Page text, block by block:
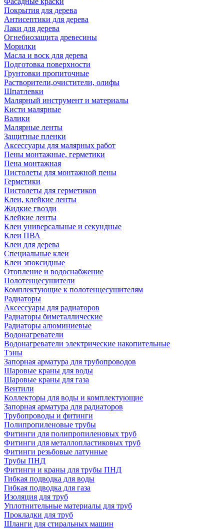
Покрытия для дерева
Антисептики для дерева
Лаки для дерева
Огнебиозащита древесины
Морилки
Масла и воск для дерева
Подготовка поверхности
Грунтовки пропиточные
Растворители,очистители, олифы
Шпатлевки
Малярный инструмент и материалы
Кисти малярные
Валики
Малярные ленты
Защитные пленки
Аксессуары для малярных работ
Пены монтажные, герметики
Пена монтажная
Пистолеты для монтажной пены
Герметики
Пистолеты для герметиков
Клеи, клейкие ленты
Жидкие гвозди
Клейкие ленты
Клеи универсальные и секундные
Клеи ПВА
Клеи для дерева
Специальные клеи
Клеи эпоксидные
Отопление и водоснабжение
Полотенцесушители
Комплектующие к полотенцесушителям
Радиаторы
Аксессуары для радиаторов
Радиаторы биметаллические
Радиаторы алюминиевые
Водонагреватели
Водонагреватели электрические накопительные
Тэны
Запорная арматура для трубопроводов
Шаровые краны для воды
Шаровые краны для газа
Вентили
Коллекторы для воды и комплектующие
Запорная арматура для радиаторов
Трубопроводы и фитинги
Полипропиленовые трубы
Фитинги для полипропиленовых труб
Фитинги для металлопластиковых труб
Фитинги резьбовые латунные
Трубы ПНД
Фитинги и краны для трубы ПНД
Гибкая подводка для воды
Гибкая подводка для газа
Изоляция для труб
Уплотнительные материалы для труб
Прокладки для труб
Шланги для стиральных машин